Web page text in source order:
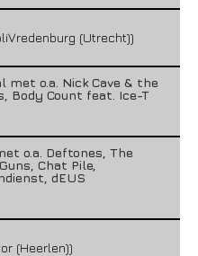
(Utrecht))
met o.a. Nick Cave & the
Body Count feat. Ice-T
o.a. Deftones, The
Chat Pile,
dEUS
(Heerlen))